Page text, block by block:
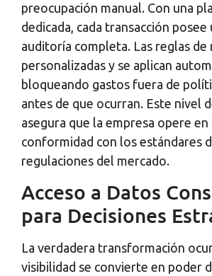
preocupación manual. Con una
dedicada, cada transacción posee
auditoría completa. Las reglas de
personalizadas y se aplican
bloqueando gastos fuera de
antes de que ocurran. Este nivel
asegura que la empresa opere
conformidad con los estándares
regulaciones del mercado.
Acceso a Datos
para Decisiones
La verdadera transformación
visibilidad se convierte en poder